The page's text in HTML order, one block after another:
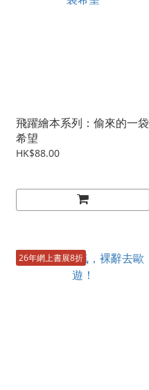
飛躍繪本系列：偷來的一袋
希望
HK$88.00
26年網上書展8折